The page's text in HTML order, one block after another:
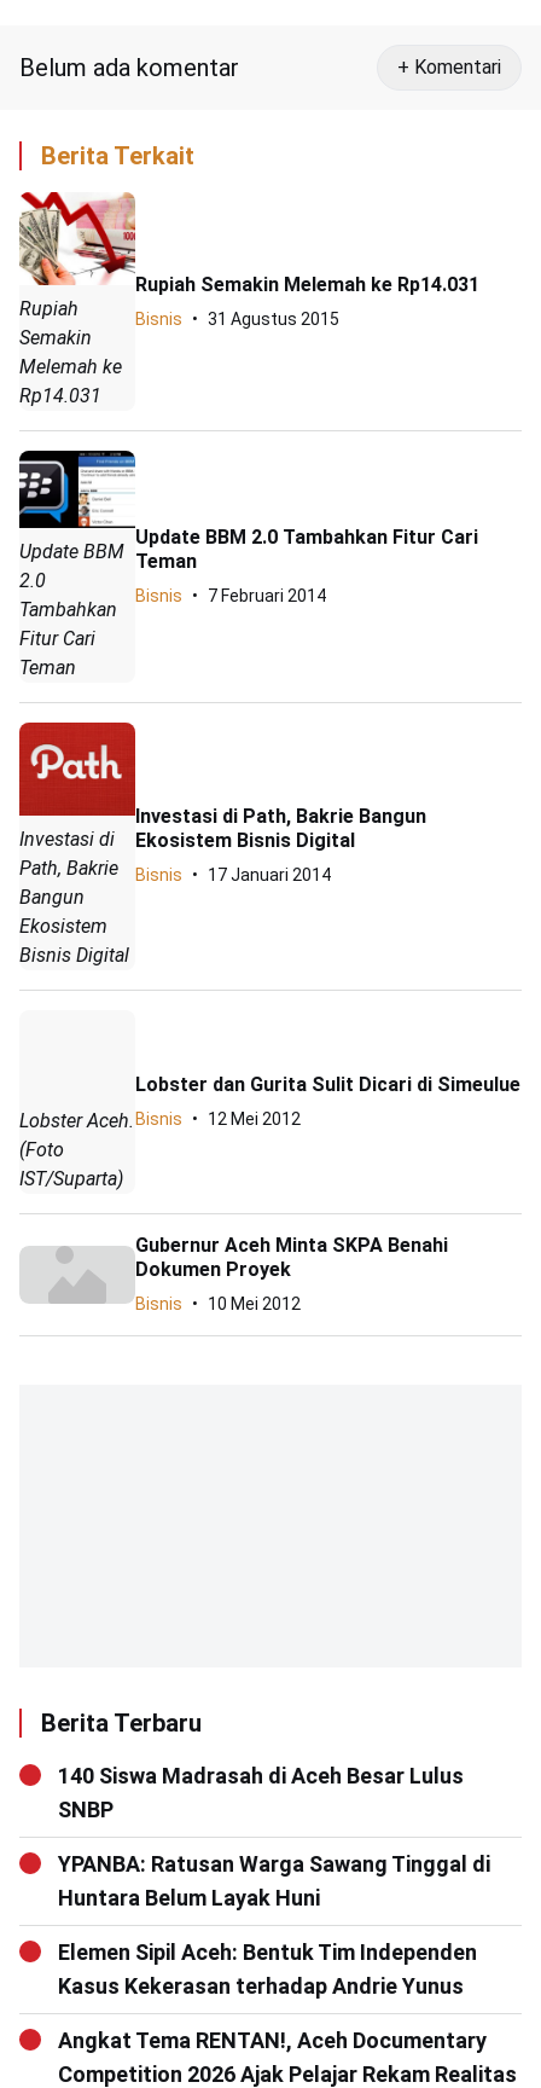
Belum ada komentar + Komentari
Berita Terkait
Rupiah
Semakin
Melemah ke
Rp14.031
Rupiah Semakin Melemah ke Rp14.031
Bisnis 31 Agustus 2015
Update BBM
2.0
Tambahkan
Fitur Cari
Teman
Update BBM 2.0 Tambahkan Fitur Cari
Teman
Bisnis 7 Februari 2014
Investasi di
Path, Bakrie
Bangun
Ekosistem
Bisnis Digital
Investasi di Path, Bakrie Bangun
Ekosistem Bisnis Digital
Bisnis 17 Januari 2014
Lobster Aceh.
(Foto
IST/Suparta)
Lobster dan Gurita Sulit Dicari di Simeulue
Bisnis 12 Mei 2012
Gubernur Aceh Minta SKPA Benahi
Dokumen Proyek
Bisnis 10 Mei 2012
Berita Terbaru
140 Siswa Madrasah di Aceh Besar Lulus
SNBP
YPANBA: Ratusan Warga Sawang Tinggal di
Huntara Belum Layak Huni
Elemen Sipil Aceh: Bentuk Tim Independen
Kasus Kekerasan terhadap Andrie Yunus
Angkat Tema RENTAN!, Aceh Documentary
Competition 2026 Ajak Pelajar Rekam Realitas